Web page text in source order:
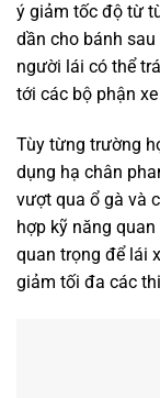
ý giảm tốc độ từ
dần cho bánh
người lái có thể
tới các bộ phận
Tùy từng trường
dụng hạ chân
vượt qua ổ gà và
hợp kỹ năng
quan trọng để lái
giảm tối đa các